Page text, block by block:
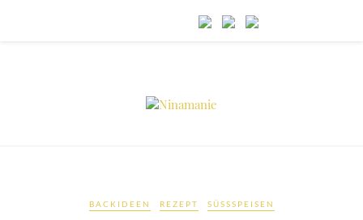
BACKIDEEN REZEPT SÜSSSPEISEN